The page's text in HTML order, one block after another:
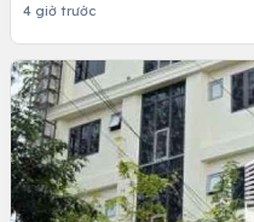
4 giờ trước